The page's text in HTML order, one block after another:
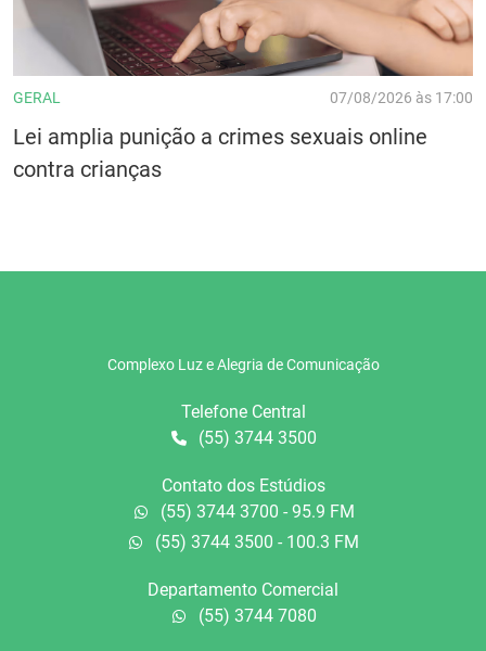
GERAL 07/08/2026 às 17:00
Lei amplia punição a crimes sexuais online
contra crianças
Complexo Luz e Alegria de Comunicação
Telefone Central
(55) 3744 3500
Contato dos Estúdios
(55) 3744 3700 - 95.9 FM
(55) 3744 3500 - 100.3 FM
Departamento Comercial
(55) 3744 7080